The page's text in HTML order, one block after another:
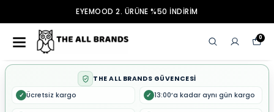
EYEMOOD 2. ÜRÜNE %50 İNDİRİM
0
THE ALL BRANDS GÜVENCESİ
✓ Ücretsiz kargo ✓ 13:00’a kadar aynı gün kargo